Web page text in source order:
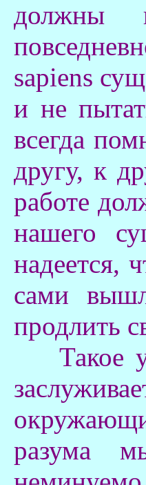
должны
sapiens
и не
всегда
другу, к
работе
нашего
надеется,
сами
продлить
Такое
разума